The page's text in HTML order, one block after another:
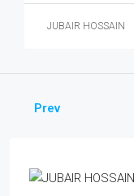
JUBAIR HOSSAIN
Prev